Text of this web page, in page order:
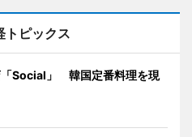
トピックス
「Social」 韓国定番料理を現